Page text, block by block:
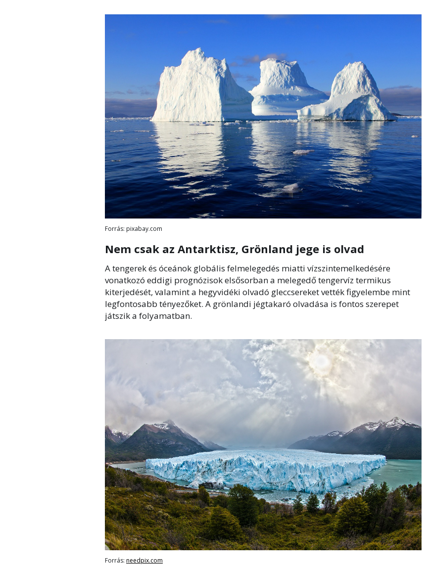
Forrás: pixabay.com
Nem csak az Antarktisz, Grönland jege is olvad
A tengerek és óceánok globális felmelegedés miatti vízszintemelkedésére
vonatkozó eddigi prognózisok elsősorban a melegedő tengervíz termikus
kiterjedését, valamint a hegyvidéki olvadó gleccsereket vették figyelembe mint
legfontosabb tényezőket. A grönlandi jégtakaró olvadása is fontos szerepet
játszik a folyamatban.
Forrás: needpix.com